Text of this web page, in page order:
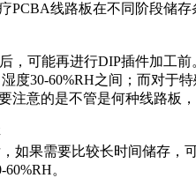
PCBA线路板在不同阶段储
，可能再进行DIP插件加工
度30-60%RH之间；而对于
注意的是不管是何种线路板
如果需要比较长时间储存，
。